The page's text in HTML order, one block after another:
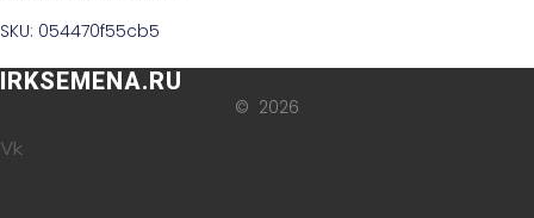
SKU: 054470f55cb5
IRKSEMENA.RU
© 2026
Vk